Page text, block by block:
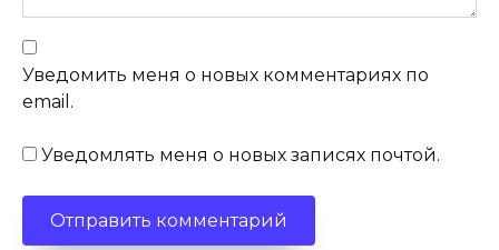
Уведомить меня о новых комментариях по
email.
Уведомлять меня о новых записях почтой.